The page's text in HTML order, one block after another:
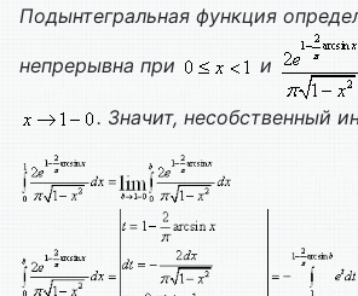
Подынтегральная функция
непрерывна при и
. Значит, несобственный